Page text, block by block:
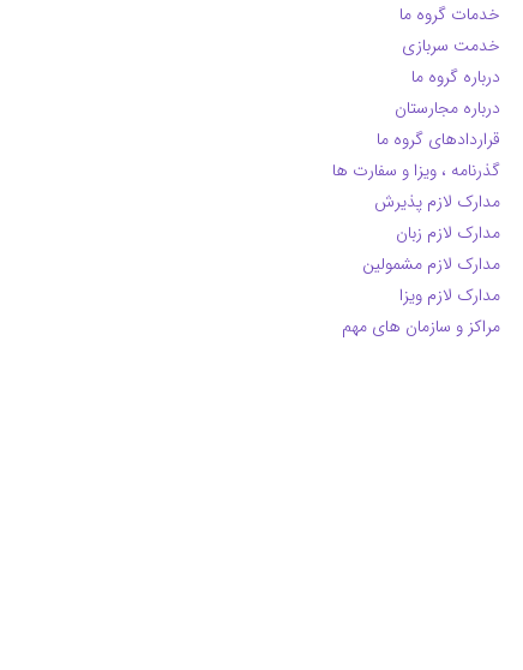
خدمات گروه ما
خدمت سربازی
درباره گروه ما
درباره مجارستان
قراردادهای گروه ما
گذرنامه ، ویزا و سفارت ها
مدارک لازم پذیرش
مدارک لازم زبان
مدارک لازم مشمولین
مدارک لازم ویزا
مراکز و سازمان های مهم